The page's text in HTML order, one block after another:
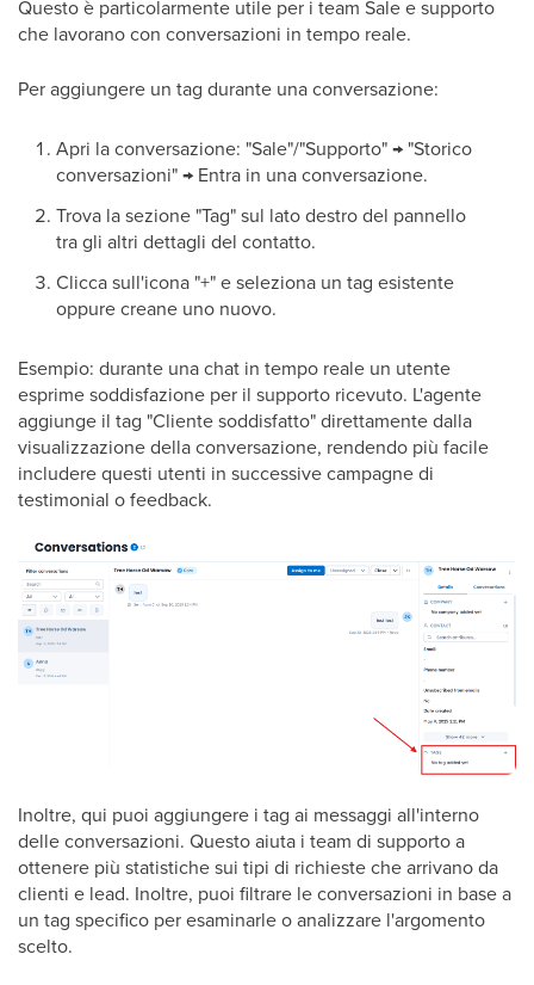
Questo è particolarmente utile per i team Sale e supporto
che lavorano con conversazioni in tempo reale.
Per aggiungere un tag durante una conversazione:
Apri la conversazione: "Sale"/"Supporto" → "Storico
conversazioni" → Entra in una conversazione.
Trova la sezione "Tag" sul lato destro del pannello
tra gli altri dettagli del contatto.
Clicca sull'icona "+" e seleziona un tag esistente
oppure creane uno nuovo.
Esempio: durante una chat in tempo reale un utente
esprime soddisfazione per il supporto ricevuto. L'agente
aggiunge il tag "Cliente soddisfatto" direttamente dalla
visualizzazione della conversazione, rendendo più facile
includere questi utenti in successive campagne di
testimonial o feedback.
Inoltre, qui puoi aggiungere i tag ai messaggi all'interno
delle conversazioni. Questo aiuta i team di supporto a
ottenere più statistiche sui tipi di richieste che arrivano da
clienti e lead. Inoltre, puoi filtrare le conversazioni in base a
un tag specifico per esaminarle o analizzare l'argomento
scelto.